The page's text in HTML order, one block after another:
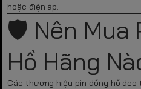
hoặc điện áp.
🛡️ Nên Mua
Hồ Hãng
Các thương hiệu pin đồng hồ đeo